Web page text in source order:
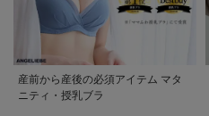
産前から産後の必須アイテム マタ
ニティ・授乳ブラ